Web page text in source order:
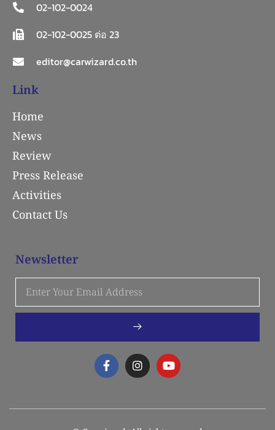
02-102-0024
02-102-0025 ต่อ 23
editor@carwizard.co.th
Link
Home
News
Review
Press Release
Activities
Contact Us
Newsletter